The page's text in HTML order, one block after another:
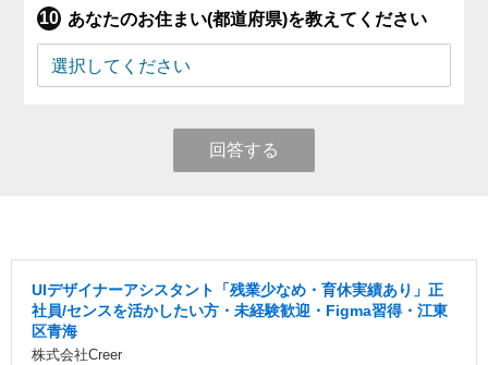
あなたのお住まい(都道府県)を教えてください
回答する
UIデザイナーアシスタント「残業少なめ・育休実績あり」正
社員/センスを活かしたい方・未経験歓迎・Figma習得・江東
区青海
株式会社Creer